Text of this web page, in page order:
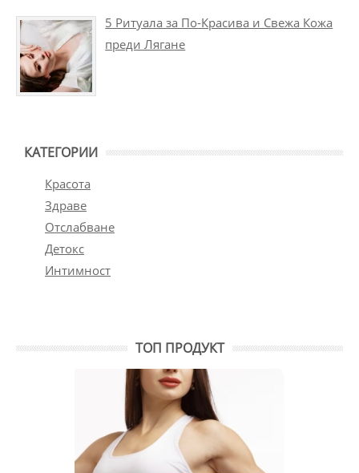
5 Ритуала за По-Красива и Свежа Кожа
преди Лягане
КАТЕГОРИИ
Красота
Здраве
Отслабване
Детокс
Интимност
ТОП ПРОДУКТ